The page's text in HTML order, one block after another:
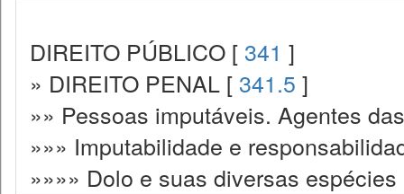
DIREITO PÚBLICO [ 341 ]
» DIREITO PENAL [ 341.5 ]
»» Pessoas imputáveis. Agentes
»»» Imputabilidade e
»»»» Dolo e suas diversas